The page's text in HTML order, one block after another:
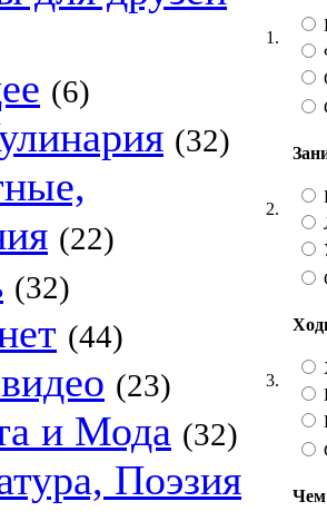
(6)
(32)
(22)
(32)
(44)
(23)
и Мода (32)
Поэзия
1.
2.
3.
Чем